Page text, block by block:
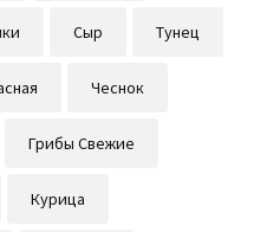
Сыр Тунец
Чеснок
Грибы Свежие
Курица